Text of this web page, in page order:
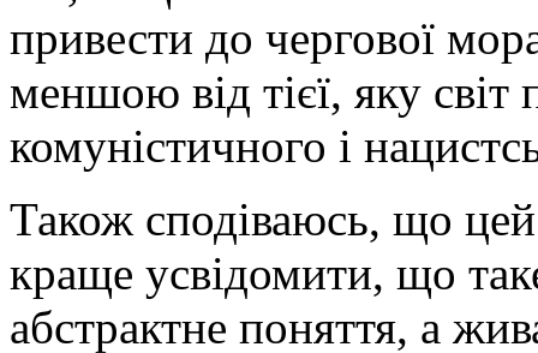
привести до чергової
меншою від тієї, яку
комуністичного і
Також сподіваюсь, що
краще усвідомити, що
абстрактне поняття, а